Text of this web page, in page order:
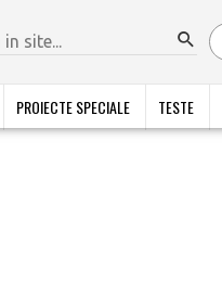
PROIECTE SPECIALE TESTE